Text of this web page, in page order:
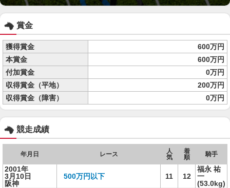
賞金
獲得賞金
600万円
本賞金
600万円
付加賞金
0万円
収得賞金（平地）
200万円
収得賞金（障害）
0万円
競走成績
年月日 レース
人
気
着
順
騎手
2001年
3月10日
阪神
500万円以下 11 12
福永 祐
一
(53.0kg)